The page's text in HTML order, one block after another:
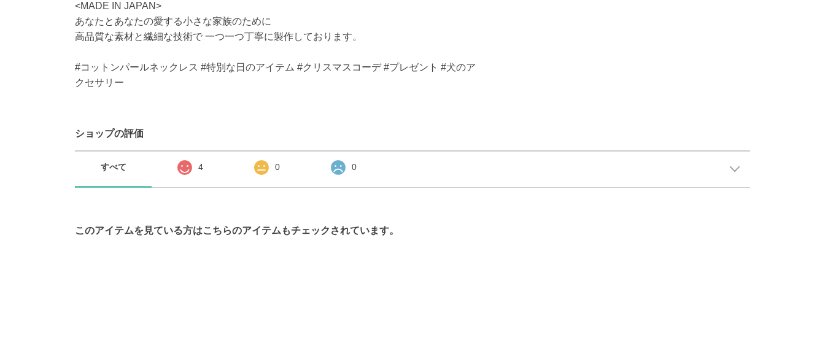
<MADE IN JAPAN>
あなたとあなたの愛する小さな家族のために
高品質な素材と繊細な技術で 一つ一つ丁寧に製作しております。
#コットンパールネックレス #特別な日のアイテム #クリスマスコーデ #プレゼント #犬のア
クセサリー
ショップの評価
すべて 4 0 0
このアイテムを見ている方はこちらのアイテムもチェックされています。